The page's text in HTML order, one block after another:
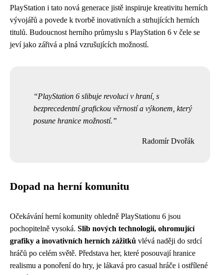
PlayStation i tato nová generace jistě inspiruje kreativitu herních
vývojářů a povede k tvorbě inovativních a strhujících herních
titulů. Budoucnost herního průmyslu s PlayStation 6 v čele se
jeví jako zářivá a plná vzrušujících možností.
PlayStation 6 slibuje revoluci v hraní, s
bezprecedentní grafickou věrností a výkonem, který
posune hranice možností.
Radomír Dvořák
Dopad na herní komunitu
Očekávání herní komunity ohledně PlayStationu 6 jsou
pochopitelně vysoká. Slib nových technologií, ohromující
grafiky a inovativních herních zážitků vlévá naději do srdcí
hráčů po celém světě. Představa her, které posouvají hranice
realismu a ponoření do hry, je lákavá pro casual hráče i ostřílené